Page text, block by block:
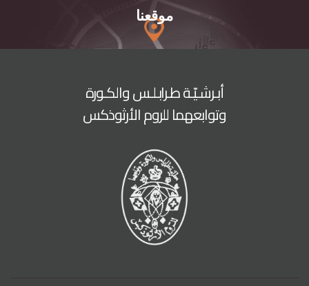
موقعنا
أبـرشـيّـة طـرابـلـس والكـورة
وتوابعهما للروم الأرثوذكس